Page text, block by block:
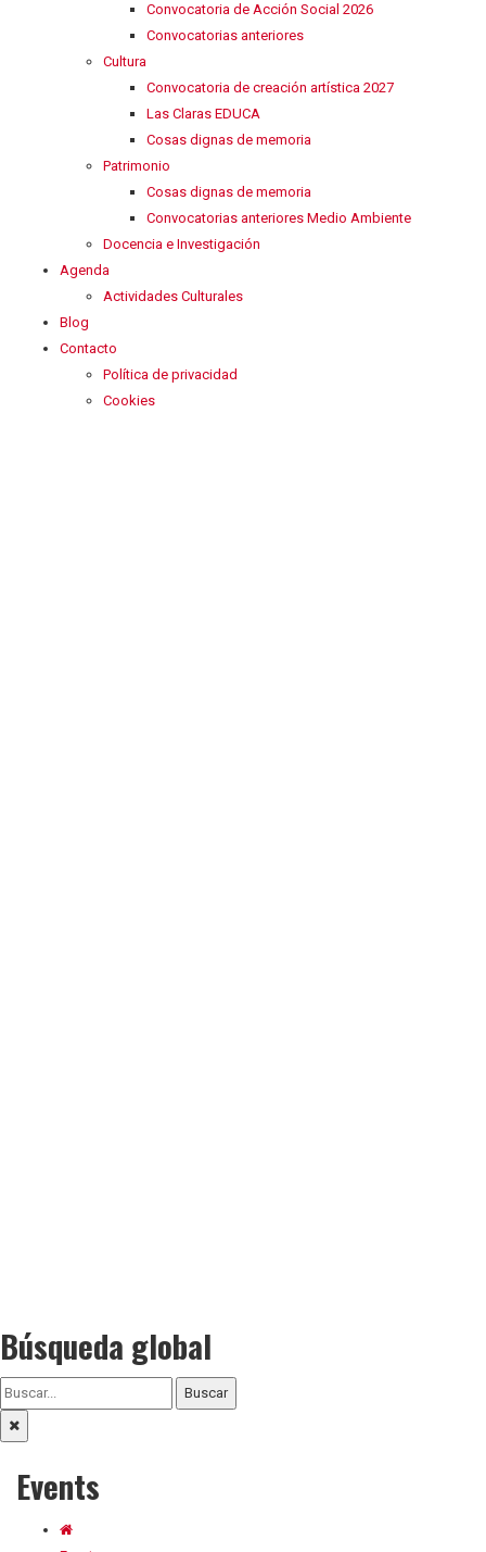
Convocatoria de Acción Social 2026
Convocatorias anteriores
Cultura
Convocatoria de creación artística 2027
Las Claras EDUCA
Cosas dignas de memoria
Patrimonio
Cosas dignas de memoria
Convocatorias anteriores Medio Ambiente
Docencia e Investigación
Agenda
Actividades Culturales
Blog
Contacto
Política de privacidad
Cookies
Búsqueda global
Buscar
Events